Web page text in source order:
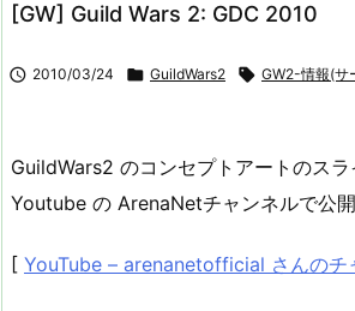
[GW] Guild Wars 2: GDC 2010
 2010/03/24  GuildWars2  GW2-情報(サ
GuildWars2 のコンセプトアートのス
Youtube の ArenaNetチャンネルで公開
[ YouTube – arenanetofficial さんのチ